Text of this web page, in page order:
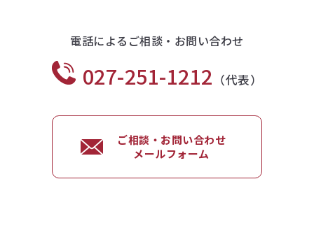
電話によるご相談・お問い合わせ
027-251-1212 （代表）
ご相談・お問い合わせ
メールフォーム